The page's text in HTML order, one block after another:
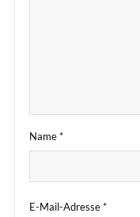
Name*
E-Mail-Adresse*